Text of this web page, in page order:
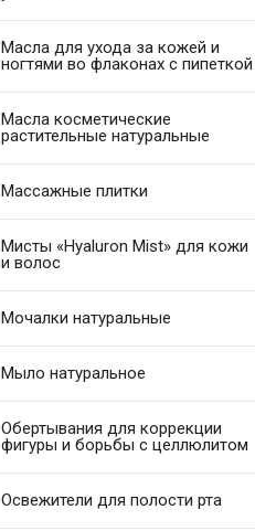
Масла для ухода за кожей и
ногтями во флаконах с пипеткой
Масла косметические
растительные натуральные
Массажные плитки
Мисты «Hyaluron Mist» для кожи
и волос
Мочалки натуральные
Мыло натуральное
Обертывания для коррекции
фигуры и борьбы с целлюлитом
Освежители для полости рта